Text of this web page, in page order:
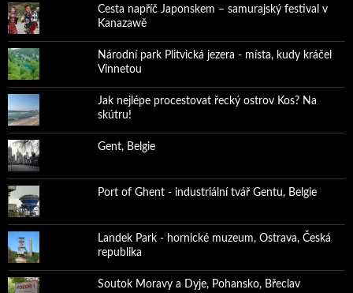
Cesta napříč Japonskem – samurajský festival v
Kanazawě
Národní park Plitvická jezera - místa, kudy kráčel
Vinnetou
Jak nejlépe procestovat řecký ostrov Kos? Na
skútru!
Gent, Belgie
Port of Ghent - industriální tvář Gentu, Belgie
Landek Park - hornické muzeum, Ostrava, Česká
republika
Soutok Moravy a Dyje, Pohansko, Břeclav